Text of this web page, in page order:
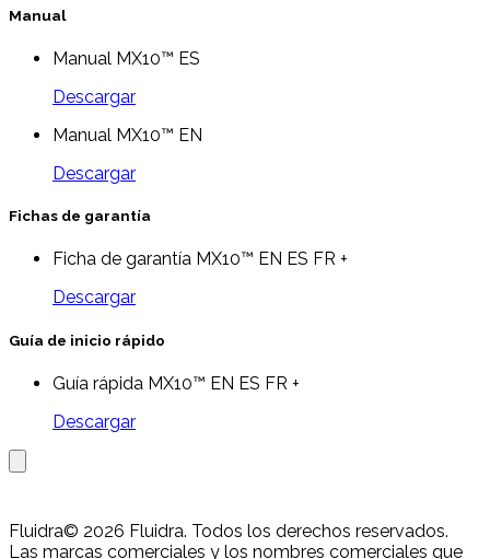
Manual
Manual MX10™ ES
Descargar
Manual MX10™ EN
Descargar
Fichas de garantía
Ficha de garantía MX10™ EN ES FR +
Descargar
Guía de inicio rápido
Guía rápida MX10™ EN ES FR +
Descargar
Fluidra© 2026 Fluidra. Todos los derechos reservados.
Las marcas comerciales y los nombres comerciales que